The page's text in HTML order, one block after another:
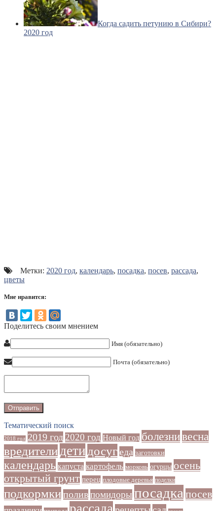
Когда садить петунию в Сибири?
2020 год
Метки: 2020 год, календарь, посадка, посев, рассада,
цветы
Мне нравится:
Поделитесь своим мнением
Имя (обязательно)
Почта (обязательно)
Тематический поиск
2018 год 2019 год 2020 год Новый год болезнивесна
вредителидети досугеда заготовки
календарь капуста картофель морковь огурцы осень
открытый грунт перец плодовые деревья поделки
подкормкиполивпомидоры посадка посев